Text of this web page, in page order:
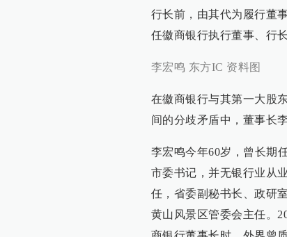
行长前，由其代为履行董
任徽商银行执行董事、行
李宏鸣 东方IC 资料图
在徽商银行与其第一大股
间的分歧矛盾中，董事长
李宏鸣今年60岁，曾长期
市委书记，并无银行业从
任，省委副秘书长、政研
黄山风景区管委会主任。